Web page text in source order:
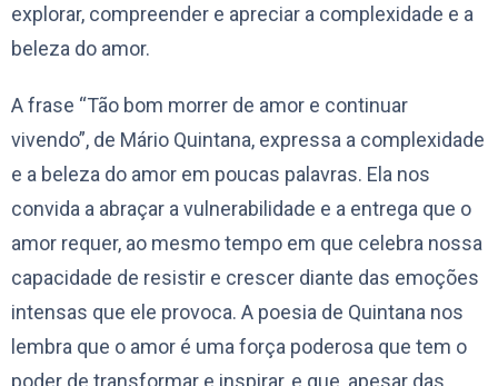
explorar, compreender e apreciar a complexidade e a
beleza do amor.
A frase “Tão bom morrer de amor e continuar
vivendo”, de Mário Quintana, expressa a complexidade
e a beleza do amor em poucas palavras. Ela nos
convida a abraçar a vulnerabilidade e a entrega que o
amor requer, ao mesmo tempo em que celebra nossa
capacidade de resistir e crescer diante das emoções
intensas que ele provoca. A poesia de Quintana nos
lembra que o amor é uma força poderosa que tem o
poder de transformar e inspirar, e que, apesar das